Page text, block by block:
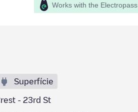
Works with the Electropass
Superfície
- 23rd St